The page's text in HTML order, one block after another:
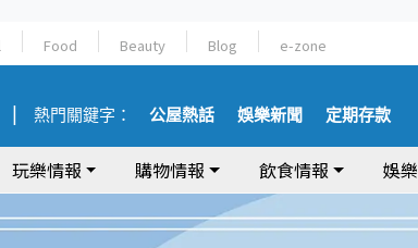
Food Beauty Blog e-zone
熱門關鍵字： 公屋熱話 娛樂新聞 定期存款
玩樂情報 購物情報 飲食情報 娛樂